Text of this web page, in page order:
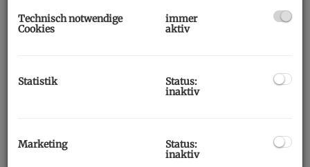
Diese stilvolle und modernisierte 3-Zimmer-Wohnung in
Technisch notwendige
Cookies
immer
aktiv
Statistik
Status:
inaktiv
Marketing
Status:
inaktiv